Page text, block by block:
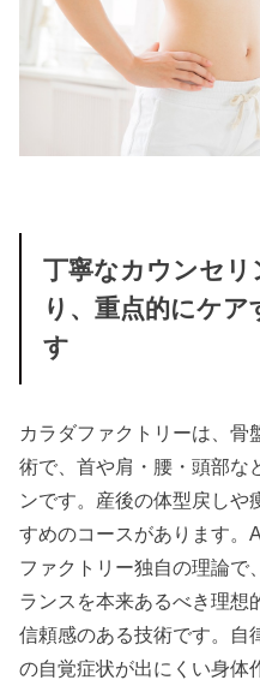
丁寧なカウンセリ
り、重点的にケア
す
カラダファクトリーは、骨
術で、首や肩・腰・頭部な
ンです。産後の体型戻しや
すめのコースがあります。
ファクトリー独自の理論で
ランスを本来あるべき理想
信頼感のある技術です。自
の自覚症状が出にくい身体